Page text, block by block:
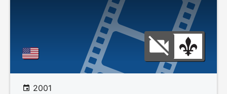
2001